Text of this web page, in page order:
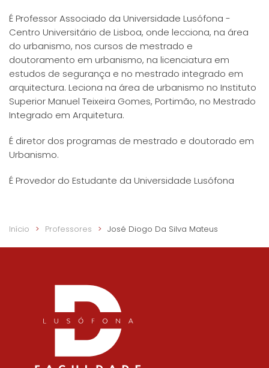
É Professor Associado da Universidade Lusófona -
Centro Universitário de Lisboa, onde lecciona, na área
do urbanismo, nos cursos de mestrado e
doutoramento em urbanismo, na licenciatura em
estudos de segurança e no mestrado integrado em
arquitectura. Leciona na área de urbanismo no Instituto
Superior Manuel Teixeira Gomes, Portimão, no Mestrado
Integrado em Arquitetura.
É diretor dos programas de mestrado e doutorado em
Urbanismo.
É Provedor do Estudante da Universidade Lusófona
Início Professores José Diogo Da Silva Mateus